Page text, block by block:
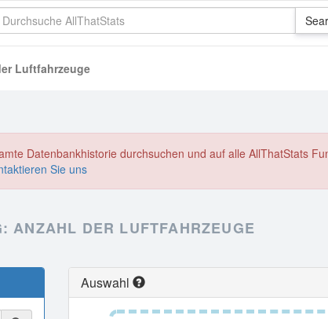
Luftfahrzeuge
Datenbankhistorie durchsuchen und auf alle AllThatStats
Sie uns
ANZAHL DER LUFTFAHRZEUGE
Auswahl